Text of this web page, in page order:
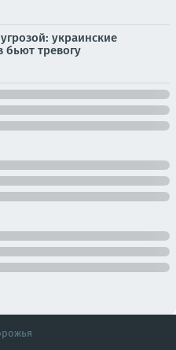
украинские
бьют тревогу